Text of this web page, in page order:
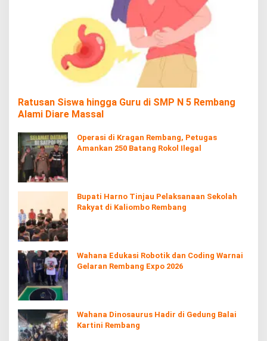
Ratusan Siswa hingga Guru di SMP N 5 Rembang
Alami Diare Massal
Operasi di Kragan Rembang, Petugas
Amankan 250 Batang Rokol Ilegal
Bupati Harno Tinjau Pelaksanaan Sekolah
Rakyat di Kaliombo Rembang
Wahana Edukasi Robotik dan Coding Warnai
Gelaran Rembang Expo 2026
Wahana Dinosaurus Hadir di Gedung Balai
Kartini Rembang